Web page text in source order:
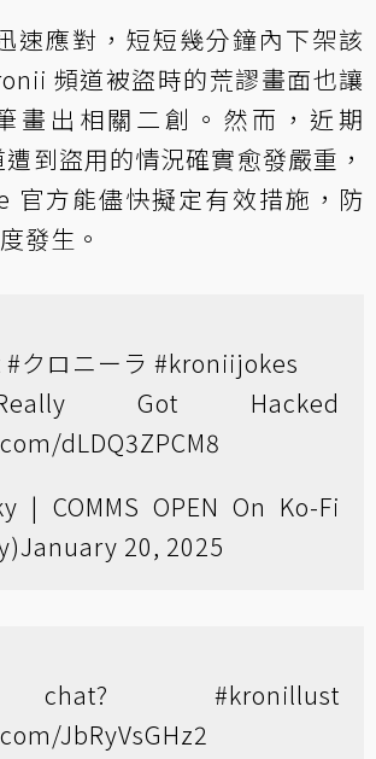
速應對，短短幾分鐘內下架該
頻道被盜時的荒謬畫面也讓
畫出相關二創。然而，近期
到盜用的情況確實愈發嚴重，
官方能儘快擬定有效措施，防
發生。
#クロニーラ #kroniijokes
Got Hacked
dLDQ3ZPCM8
| COMMS OPEN On Ko-Fi
January 20, 2025
chat? #kronillust
JbRyVsGHz2